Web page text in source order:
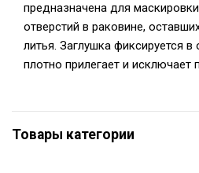
предназначена для
отверстий в раковине,
литья. Заглушка фиксируется в
плотно прилегает и исключает
Товары категории